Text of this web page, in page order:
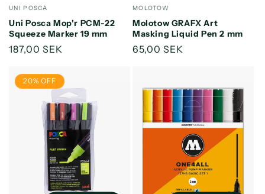
Säljare:
UNI POSCA
Uni Posca Mop'r PCM-22
Squeeze Marker 19 mm
Ordinarie
187,00 SEK
Säljare:
MOLOTOW
Molotow GRAFX Art
Masking Liquid Pen 2 mm
Ordinarie
65,00 SEK
Title
Title
20% OFF